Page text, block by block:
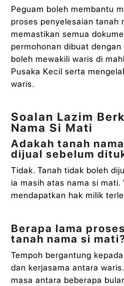
Peguam boleh membantu
proses penyelesaian tanah
memastikan semua
permohonan dibuat
boleh mewakili waris di
Pusaka Kecil serta
waris.
Soalan Lazim
Nama Si Mati
Adakah tanah
dijual sebelum
Tidak. Tanah tidak boleh
ia masih atas nama si mati.
mendapatkan hak milik
Berapa lama
tanah nama si
Tempoh bergantung
dan kerjasama antara
masa antara beberapa